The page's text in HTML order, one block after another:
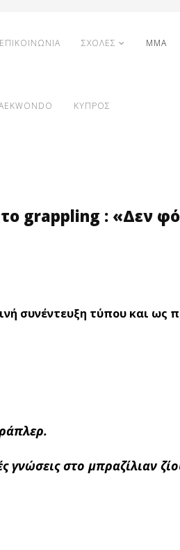
ΕΠΙΚΟΙΝΩΝΙΑ ΣΧΟΛΕΣ MMA
ΚΥΠΡΟΣ
grappling : «Δεν
συνέντευξη τύπου και ως
στο μπραζίλιαν